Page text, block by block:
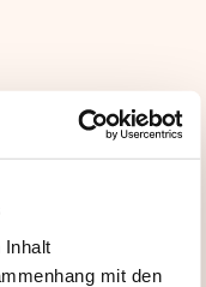
Inhalt
mit den